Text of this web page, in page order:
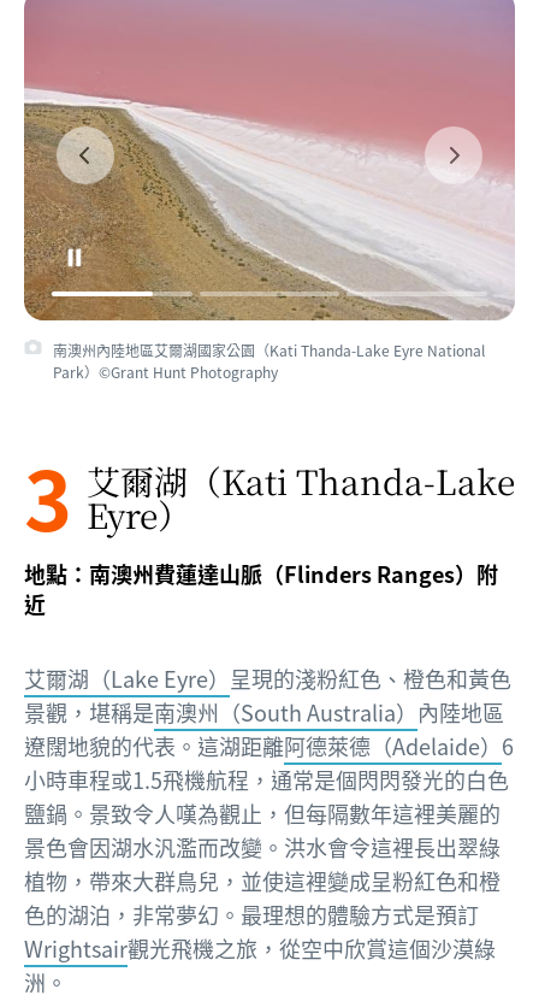
南澳州內陸地區艾爾湖國家公園（Kati Thanda-Lake Eyre National
Park）©Grant Hunt Photography
3 艾爾湖（Kati Thanda-Lake
Eyre）
地點：南澳州費蓮達山脈（Flinders Ranges）附
近
艾爾湖（Lake Eyre） 呈現的淺粉紅色、橙色和黃色
景觀，堪稱是南澳州（South Australia） 內陸地區
遼闊地貌的代表。這湖距離阿德萊德（Adelaide） 6
小時車程或1.5飛機航程，通常是個閃閃發光的白色
鹽鍋。景致令人嘆為觀止，但每隔數年這裡美麗的
景色會因湖水汎濫而改變。洪水會令這裡長出翠綠
植物，帶來大群鳥兒，並使這裡變成呈粉紅色和橙
色的湖泊，非常夢幻。最理想的體驗方式是預訂
Wrightsair觀光飛機之旅，從空中欣賞這個沙漠綠
洲。